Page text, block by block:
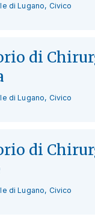
di Lugano, Civico
di
di Lugano, Civico
di
di Lugano, Civico